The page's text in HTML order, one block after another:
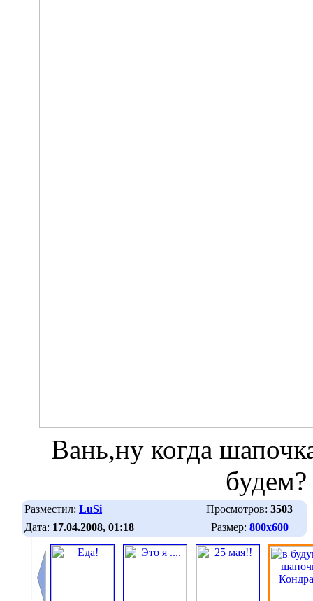
Вань,ну когда
будем?
Разместил: LuSi Просмотров: 3503
Дата: 17.04.2008, 01:18 Размер: 800х600